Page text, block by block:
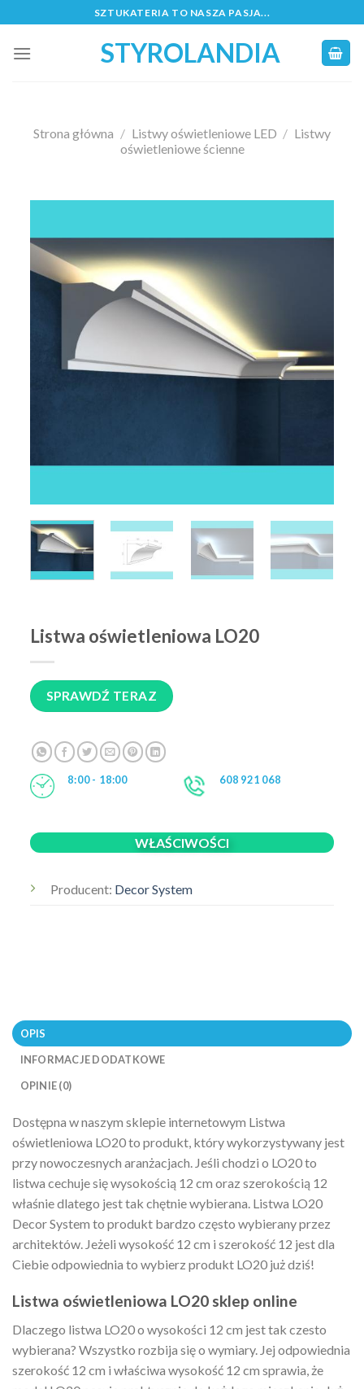
to
content
SZTUKATERIA TO NASZA PASJA...
STYROLANDIA
Strona główna / Listwy oświetleniowe LED / Listwy
oświetleniowe ścienne
Listwa oświetleniowa LO20
SPRAWDŹ TERAZ
8:00 - 18:00 608 921 068
WŁAŚCIWOŚCI
Producent: Decor System
OPIS
INFORMACJE DODATKOWE
OPINIE (0)
Dostępna w naszym sklepie internetowym Listwa
oświetleniowa LO20 to produkt, który wykorzystywany jest
przy nowoczesnych aranżacjach. Jeśli chodzi o LO20 to
listwa cechuje się wysokością 12 cm oraz szerokością 12
właśnie dlatego jest tak chętnie wybierana. Listwa LO20
Decor System to produkt bardzo często wybierany przez
architektów. Jeżeli wysokość 12 cm i szerokość 12 jest dla
Ciebie odpowiednia to wybierz produkt LO20 już dziś!
Listwa oświetleniowa LO20 sklep online
Dlaczego listwa LO20 o wysokości 12 cm jest tak czesto
wybierana? Wszystko rozbija się o wymiary. Jej odpowiednia
szerokość 12 cm i właściwa wysokość 12 cm sprawia, że